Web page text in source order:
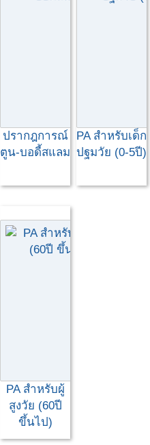
ปรากฎการณ์
ตูน-บอดี้สแลม
PA สำหรับเด็ก
ปฐมวัย (0-5ปี)
PA สำหรับผู้
สูงวัย (60ปี
ขึ้นไป)